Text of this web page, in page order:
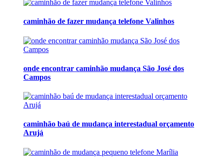
caminhão de fazer mudança telefone Valinhos
onde encontrar caminhão mudança São José dos
Campos
caminhão baú de mudança interestadual orçamento
Arujá